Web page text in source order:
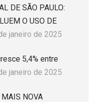
DE SÃO PAULO:
O USO DE
janeiro de 2025
5,4% entre
janeiro de 2025
NOVA